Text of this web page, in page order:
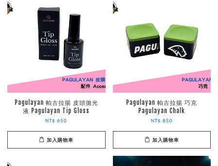
Pagulayan 帕古拉揚 皮頭拋光
液 Pagulayan Tip Gloss
NT$ 650
加入購物車
Pagulayan 帕古拉揚 巧克
Pagulayan Chalk
NT$ 850
加入購物車